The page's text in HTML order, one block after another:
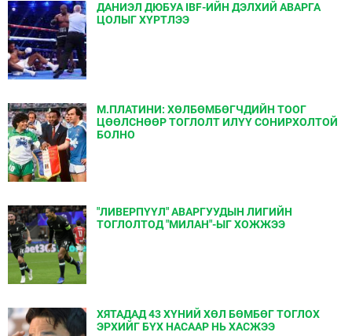
ДАНИЭЛ ДЮБУА IBF-ИЙН ДЭЛХИЙ АВАРГА
ЦОЛЫГ ХҮРТЛЭЭ
М.ПЛАТИНИ: ХӨЛБӨМБӨГЧДИЙН ТООГ
ЦӨӨЛСНӨӨР ТОГЛОЛТ ИЛҮҮ СОНИРХОЛТОЙ
БОЛНО
"ЛИВЕРПҮҮЛ" АВАРГУУДЫН ЛИГИЙН
ТОГЛОЛТОД "МИЛАН"-ЫГ ХОЖЖЭЭ
ХЯТАДАД 43 ХҮНИЙ ХӨЛ БӨМБӨГ ТОГЛОХ
ЭРХИЙГ БҮХ НАСААР НЬ ХАСЖЭЭ